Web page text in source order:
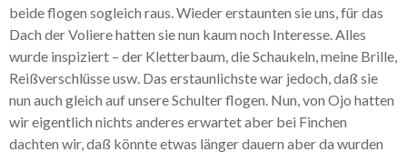
beide flogen sogleich raus. Wieder erstaunten sie uns, für das
Dach der Voliere hatten sie nun kaum noch Interesse. Alles
wurde inspiziert – der Kletterbaum, die Schaukeln, meine Brille,
Reißverschlüsse usw. Das erstaunlichste war jedoch, daß sie
nun auch gleich auf unsere Schulter flogen. Nun, von Ojo hatten
wir eigentlich nichts anderes erwartet aber bei Finchen
dachten wir, daß könnte etwas länger dauern aber da wurden